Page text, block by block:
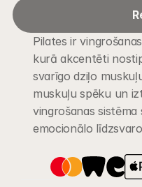
Pilates ir
kurā akcentēti
svarīgo dziļo
muskuļu spēku un
vingrošanas sistēma
emocionālo